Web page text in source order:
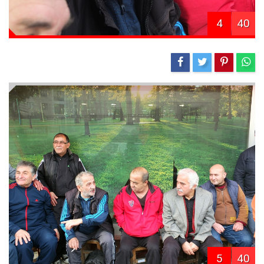
4 40
5 40